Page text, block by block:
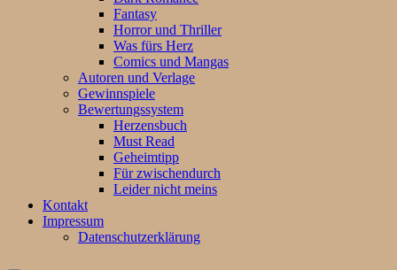
Fantasy
Horror und Thriller
Was fürs Herz
Comics und Mangas
Autoren und Verlage
Gewinnspiele
Bewertungssystem
Herzensbuch
Must Read
Geheimtipp
Für zwischendurch
Leider nicht meins
Kontakt
Impressum
Datenschutzerklärung